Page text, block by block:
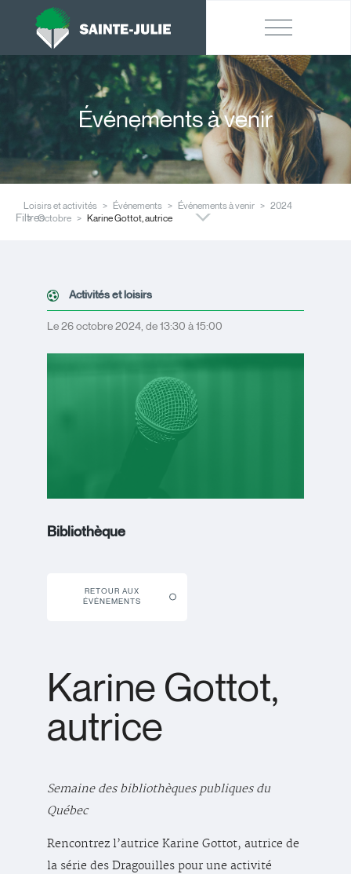
Événements à venir
Loisirs et activités Événements Événements à venir
2024
Octobre
Karine Gottot, autrice
Filtres
Activités et loisirs
Le 26 octobre 2024, de 13:30 à 15:00
Bibliothèque
RETOUR AUX
ÉVÉNEMENTS
Karine Gottot,
autrice
Semaine des bibliothèques publiques du
Québec
Rencontrez l’autrice Karine Gottot, autrice de
la série des Dragouilles pour une activité